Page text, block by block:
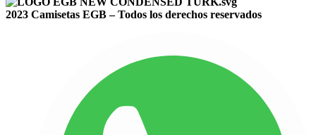
2023 Camisetas EGB – Todos los derechos reservados